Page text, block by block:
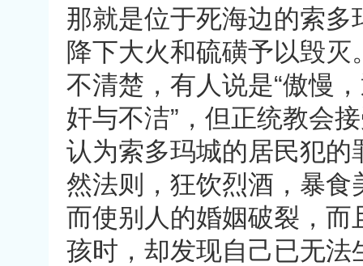
那就是位于死海边的索
降下大火和硫磺予以毁
不清楚，有人说是“傲慢
奸与不洁” ，但正统教会
认为索多玛城的居民犯
然法则，狂饮烈酒，暴
而使别人的婚姻破裂，
孩时，却发现自己已无法